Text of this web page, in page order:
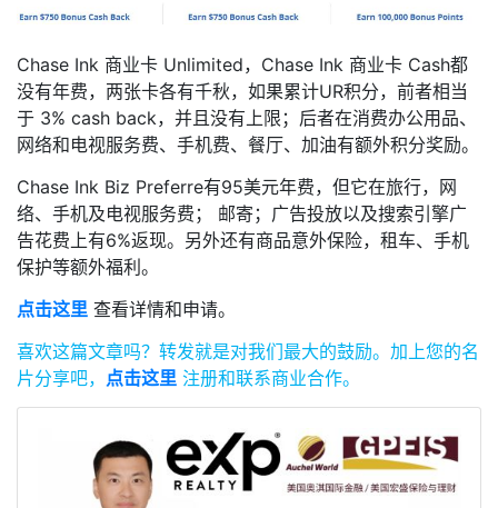
Chase Ink 商业卡 Unlimited，Chase Ink 商业卡 Cash都
没有年费，两张卡各有千秋，如果累计UR积分，前者相当
于 3% cash back，并且没有上限；后者在消费办公用品、
网络和电视服务费、手机费、餐厅、加油有额外积分奖励。
Chase Ink Biz Preferre有95美元年费，但它在旅行，网
络、手机及电视服务费； 邮寄；广告投放以及搜索引擎广
告花费上有6%返现。另外还有商品意外保险，租车、手机
保护等额外福利。
点击这里 查看详情和申请。
喜欢这篇文章吗？ 转发就是对我们最大的鼓励。 加上您的名
片分享吧， 点击这里 注册和联系商业合作。